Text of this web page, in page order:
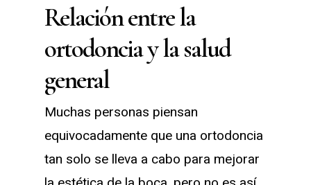
Relación entre la
ortodoncia y la salud
general
Muchas personas piensan
equivocadamente que una ortodoncia
tan solo se lleva a cabo para mejorar